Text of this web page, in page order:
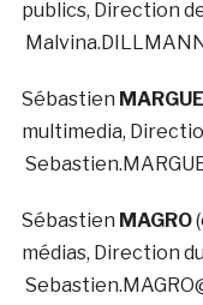
publics, Direction
Sébastien
multimedia,
Sébastien MAGRO
médias, Direction